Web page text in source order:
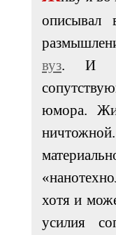
описывал
вуз. И
юмора.
хотя и
усилия